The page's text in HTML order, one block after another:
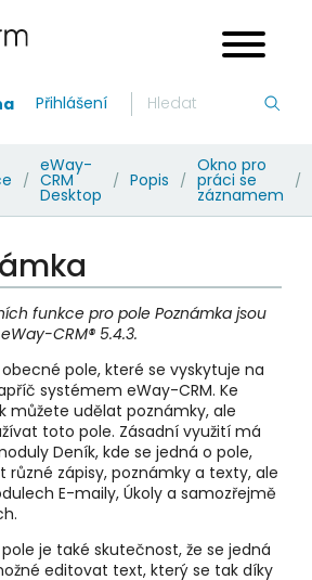
Přihlášení
/
eWay-
CRM
Desktop
/ Popis /
Okno pro
práci se
záznamem
/
funkce pro pole Poznámka jsou
CRM® 5.4.3.
pole, které se vyskytuje na
systémem eWay-CRM. Ke
můžete udělat poznámky, ale
toto pole. Zásadní využití má
Deník, kde se jedná o pole,
různé zápisy, poznámky a texty, ale
E-maily, Úkoly a samozřejmě
je také skutečnost, že se jedná
editovat text, který se tak díky